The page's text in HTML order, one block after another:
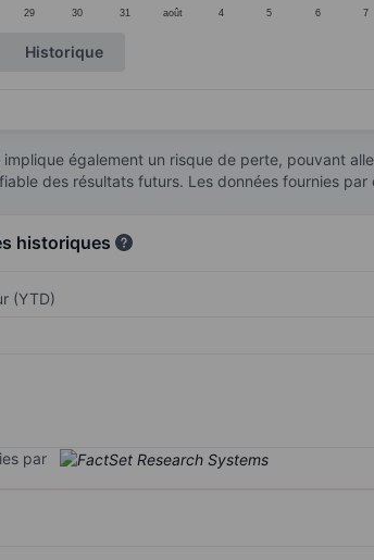
29 30 31 août 4 5 6 7
Historique
également un risque de perte, pouvant
des résultats futurs. Les données fournies par
historiques
(YTD)
par